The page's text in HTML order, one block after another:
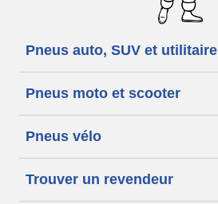
Pneus auto, SUV et utilitaire
Pneus moto et scooter
Pneus vélo
Trouver un revendeur